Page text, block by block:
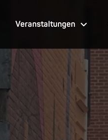
Veranstaltungen